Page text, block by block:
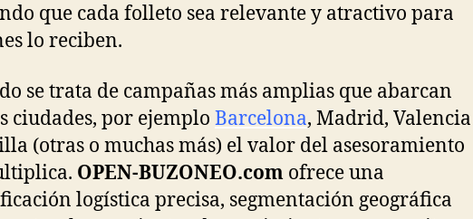
que cada folleto sea relevante y atractivo para
lo reciben.
se trata de campañas más amplias que abarcan
ciudades, por ejemplo Barcelona, Madrid, Valencia
(otras o muchas más) el valor del asesoramiento
OPEN-BUZONEO.com ofrece una
logística precisa, segmentación geográfica